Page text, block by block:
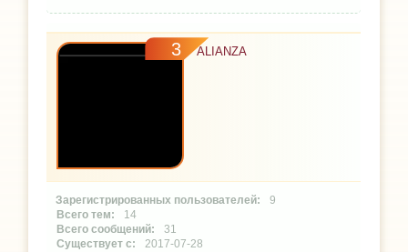
3 ALIANZA
9
14
31
2017-07-28